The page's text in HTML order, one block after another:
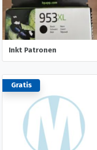
Inkt Patronen
Gratis